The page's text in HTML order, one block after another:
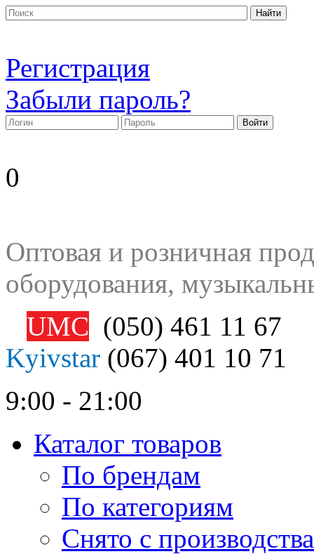
Регистрация
Забыли пароль?
0
Оптовая и розничная
оборудования,
UMC (050) 461 11 67
Kyivstar (067) 401 10 71
9:00 - 21:00
Каталог товаров
По брендам
По категориям
Снято с производства